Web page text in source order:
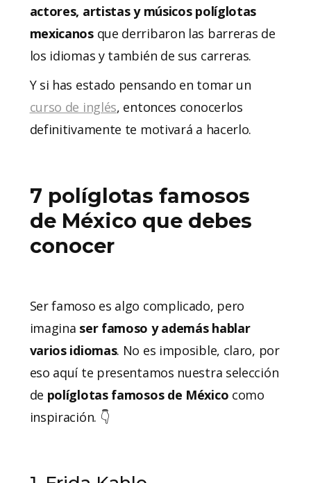
actores, artistas y músicos políglotas
mexicanos que derribaron las barreras de
los idiomas y también de sus carreras.
Y si has estado pensando en tomar un
curso de inglés, entonces conocerlos
definitivamente te motivará a hacerlo.
7 políglotas famosos
de México que debes
conocer
Ser famoso es algo complicado, pero
imagina ser famoso y además hablar
varios idiomas. No es imposible, claro, por
eso aquí te presentamos nuestra selección
de políglotas famosos de México como
inspiración. 👇